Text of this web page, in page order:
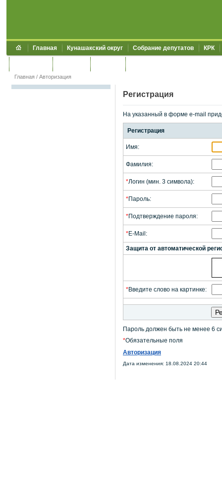
Главная Кунашакский округ Собрание депутатов КРК
Главная / Авторизация
Регистрация
На указанный в форме e-mail
Регистрация
Имя:
Фамилия:
*Логин (мин. 3 символа):
*Пароль:
*Подтверждение пароля:
*E-Mail:
Защита от автоматической
*Введите слово на картинке:
Пароль должен быть не менее 6
*Обязательные поля
Авторизация
Дата изменения: 18.08.2024 20:44